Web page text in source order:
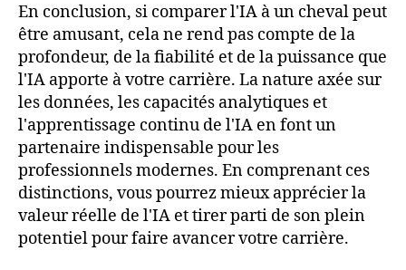
En conclusion, si comparer l'IA à un cheval peut
être amusant, cela ne rend pas compte de la
profondeur, de la fiabilité et de la puissance que
l'IA apporte à votre carrière. La nature axée sur
les données, les capacités analytiques et
l'apprentissage continu de l'IA en font un
partenaire indispensable pour les
professionnels modernes. En comprenant ces
distinctions, vous pourrez mieux apprécier la
valeur réelle de l'IA et tirer parti de son plein
potentiel pour faire avancer votre carrière.